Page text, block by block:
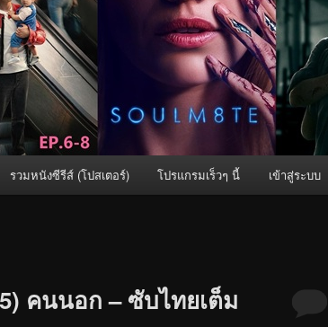
รวมหนังซีรีส์ (โปสเตอร์) โปรแกรมเร็วๆ นี้ เข้าสู่ระบบ
คนนอก – ซับไทยเต็ม